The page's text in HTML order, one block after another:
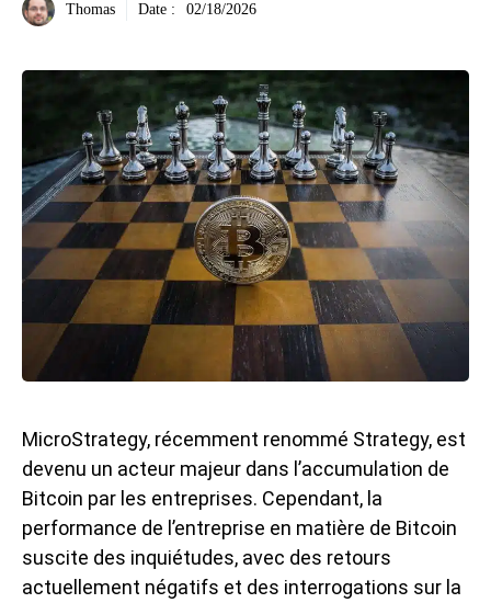
Thomas Date : 02/18/2026
MicroStrategy, récemment renommé Strategy, est
devenu un acteur majeur dans l’accumulation de
Bitcoin par les entreprises. Cependant, la
performance de l’entreprise en matière de Bitcoin
suscite des inquiétudes, avec des retours
actuellement négatifs et des interrogations sur la